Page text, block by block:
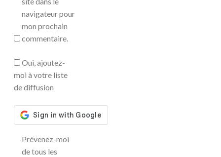
navigateur pour
mon prochain
commentaire.
Oui, ajoutez-
moi à votre liste
de diffusion
Prévenez-moi
de tous les